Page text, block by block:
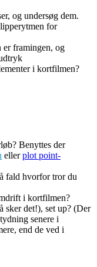
og undersøg dem.
for
framingen, og
i kortfilmen?
Benyttes der
ellerplot point-
fald hvorfor tror du
i kortfilmen?
sker det!), set up? (Der
senere i
end de ved i